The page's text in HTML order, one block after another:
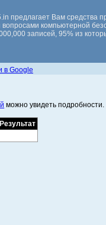
предлагает Вам средства
вопросами компьютерной
записей, 95% из
в Google
можно увидеть подробности.
Результат